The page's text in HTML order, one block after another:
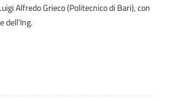
Alfredo Grieco (Politecnico di Bari), con
dell’Ing.